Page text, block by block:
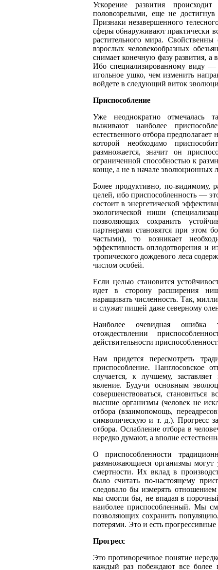
Ускорение развития
половозрелыми, еще не
Признаки незавершенного
сферы обнаруживают практически
растительного мира.
взрослых человекообразных
снимает конечную фазу развития, а
Ибо специализированному виду —
игольное ушко, чем изменить
войдете в следующий виток
Приспособление
Уже неоднократно отмечалась
выживают наиболее
естественного отбора
которой необходимо
размножается, значит он
ограниченной способностью к
конце, а не в начале эволюционных
Более продуктивно, по-видимому,
целей, ибо приспособленность—
состоит в энергетической
экологической ниши
позволяющих сохранить
партнерами становятся при этом
частыми), то возникает
эффективность оплодотворения и
тропического дождевого леса
числом особей.
Если целью становится
идет в сторону расширения
наращивать численность. Так,
и служат пищей даже северному
Наиболее очевидная ошибка
отождествлении
действительности
Нам придется пересмотреть
приспособление.
случается, к лучшему,
явление. Будучи основным
совершенствоваться, становиться
высшие организмы (человек не
отбора (взаимопомощь,
символическую и т. д.). Прогресс
отбора. Ослабление отбора в
нередко думают, а вполне
О приспособленности
размножающиеся организмы могут
смертности. Их вклад в
было считать по-настоящему
следовало бы измерять
мы смогли бы, не впадая в
наиболее приспособленный. Мы
позволяющих сохранить
потерями. Это и есть
Прогресс
Это противоречивое понятие
каждый раз побеждают все более